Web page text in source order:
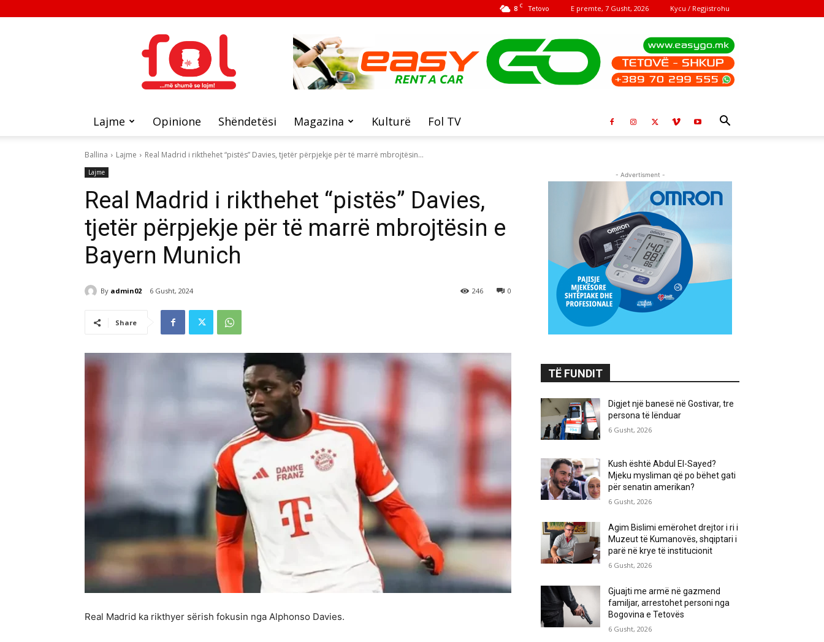
8 C Tetovo E premte, 7 Gusht, 2026 Kycu / Regjistrohu
FOL
Lajme Opinione Shëndetësi Magazina Kulturë Fol TV
Ballina Lajme Real Madrid i rikthehet “pistës” Davies, tjetër përpjekje për të marrë mbrojtësin...
Lajme
Real Madrid i rikthehet “pistës” Davies,
tjetër përpjekje për të marrë mbrojtësin e
Bayern Munich
By admin02 6 Gusht, 2024 0
246
Share
Real Madrid ka rikthyer sërish fokusin nga Alphonso Davies.
- Advertisment -
TË FUNDIT
Digjet një banesë në Gostivar, tre
persona të lënduar
6 Gusht, 2026
Kush është Abdul El-Sayed?
Mjeku mysliman që po bëhet gati
për senatin amerikan?
6 Gusht, 2026
Agim Bislimi emërohet drejtor i ri i
Muzeut të Kumanovës, shqiptari i
parë në krye të institucionit
6 Gusht, 2026
Gjuajti me armë në gazmend
familjar, arrestohet personi nga
Bogovina e Tetovës
6 Gusht, 2026